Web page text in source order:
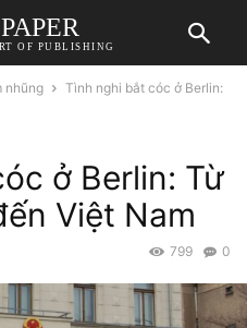
OF PUBLISHING
nhũng
Tình nghi bắt cóc ở Berlin:
ở Berlin: Từ
Việt Nam
0
799